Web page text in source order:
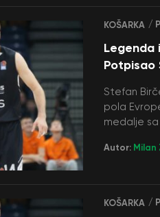
KOŠARKA /
Legenda
Potpisao
Stefan
pola
medalje
Autor: Milan
KOŠARKA /